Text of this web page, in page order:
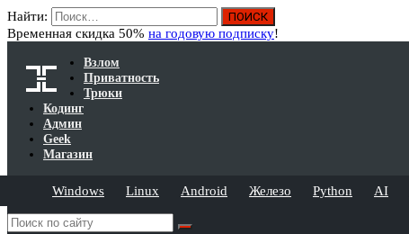
Найти:
Временная скидка 50% на годовую подписку!
Взлом
Приватность
Трюки
Кодинг
Админ
Geek
Магазин
Windows Linux Android Железо Python AI